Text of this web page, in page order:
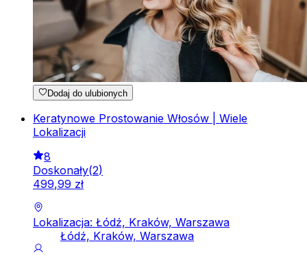
Dodaj do ulubionych
Keratynowe Prostowanie Włosów | Wiele
Lokalizacji
8
Doskonały(2)
499,99 zł
Lokalizacja: Łódź, Kraków, Warszawa
Łódź, Kraków, Warszawa